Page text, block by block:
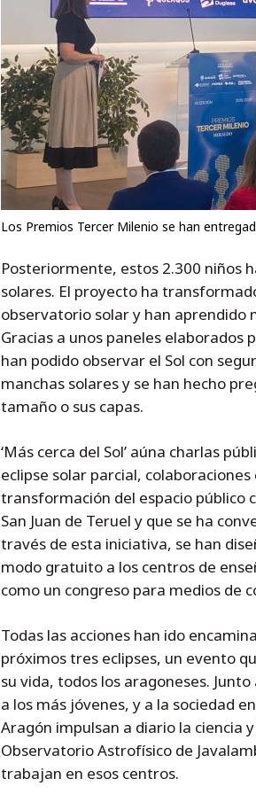
Los Premios Tercer Milenio se han
Posteriormente, estos 2.300 niños
solares. El proyecto ha
observatorio solar y han aprendido
Gracias a unos paneles elaborados
han podido observar el Sol con
manchas solares y se han hecho
tamaño o sus capas.
‘Más cerca del Sol’ aúna charlas
eclipse solar parcial,
transformación del espacio público
San Juan de Teruel y que se ha
través de esta iniciativa, se han
modo gratuito a los centros de
como un congreso para medios de
Todas las acciones han ido
próximos tres eclipses, un evento
su vida, todos los aragoneses.
a los más jóvenes, y a la sociedad
Aragón impulsan a diario la ciencia
Observatorio Astrofísico de
trabajan en esos centros.